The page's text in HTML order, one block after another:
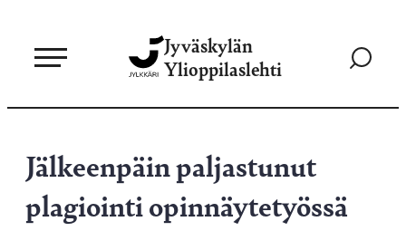
sisältöön
Jyväskylän
Ylioppilaslehti
Siirry
Jälkeenpäin paljastunut
plagiointi opinnäytetyössä